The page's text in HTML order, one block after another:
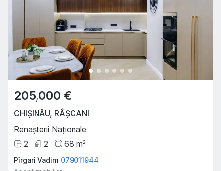
205,000 €
CHIȘINĂU, RÂȘCANI
Renașterii Naționale
2
2 68 m2
Pîrgari Vadim 079011944